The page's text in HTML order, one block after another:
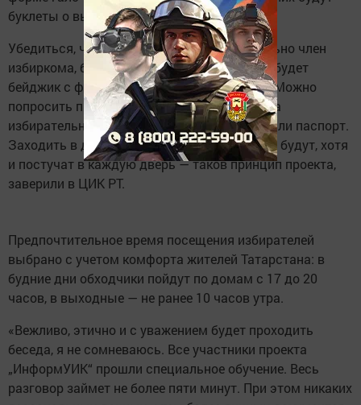
буклеты о выборах.
Убедиться, что на пороге стоит действительно член
избиркома, будет просто. У каждого из них будет
бейджик с фамилией, именем и отчеством. Можно
попросить предъявить удостоверение члена
избирательной комиссии с синей печатью или паспорт.
Заходить в дома избирателей обходчики не будут, хотя
и постучат в каждую дверь — таков принцип проекта,
заверили в ЦИК РТ.
Предпочтительное время посещения избирателей
выбрано с учетом комфорта жителей Татарстана: в
будние дни обходчики пойдут по домам с 17 до 20
часов, в выходные — не ранее 10 часов утра.
«Вежливо, этично и с уважением будет проходить
беседа, я не сомневаюсь. Все участники проекта
„ИнформУИК“ прошли специальное обучение. Весь
разговор займет не более пяти минут. При этом никаких